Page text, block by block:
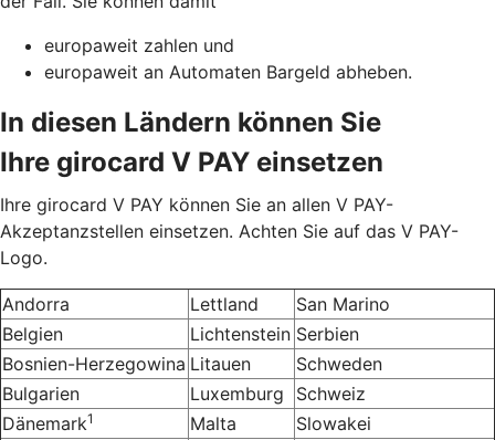
europaweit zahlen und
europaweit an Automaten Bargeld abheben.
In diesen Ländern können Sie
Ihre girocard V PAY einsetzen
Ihre girocard V PAY können Sie an allen V PAY-
Akzeptanzstellen einsetzen. Achten Sie auf das V PAY-
Logo.
Andorra Lettland
San Marino
Belgien
Lichtenstein Serbien
Bosnien-Herzegowina Litauen
Schweden
Bulgarien
Luxemburg
Schweiz
Dänemark1 Malta
Slowakei